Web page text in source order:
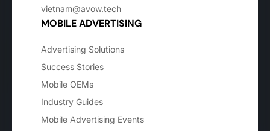
vietnam@avow.tech
MOBILE ADVERTISING
Advertising Solutions
Success Stories
Mobile OEMs
Industry Guides
Mobile Advertising Events